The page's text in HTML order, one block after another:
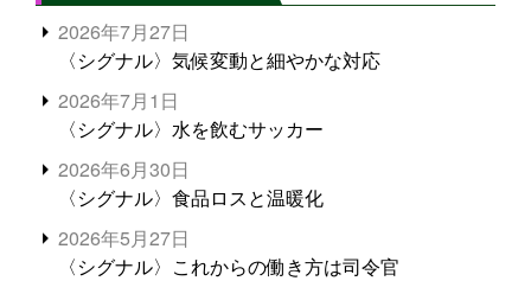
2026年7月27日
〈シグナル〉気候変動と細やかな対応
2026年7月1日
〈シグナル〉水を飲むサッカー
2026年6月30日
〈シグナル〉食品ロスと温暖化
2026年5月27日
〈シグナル〉これからの働き方は司令官